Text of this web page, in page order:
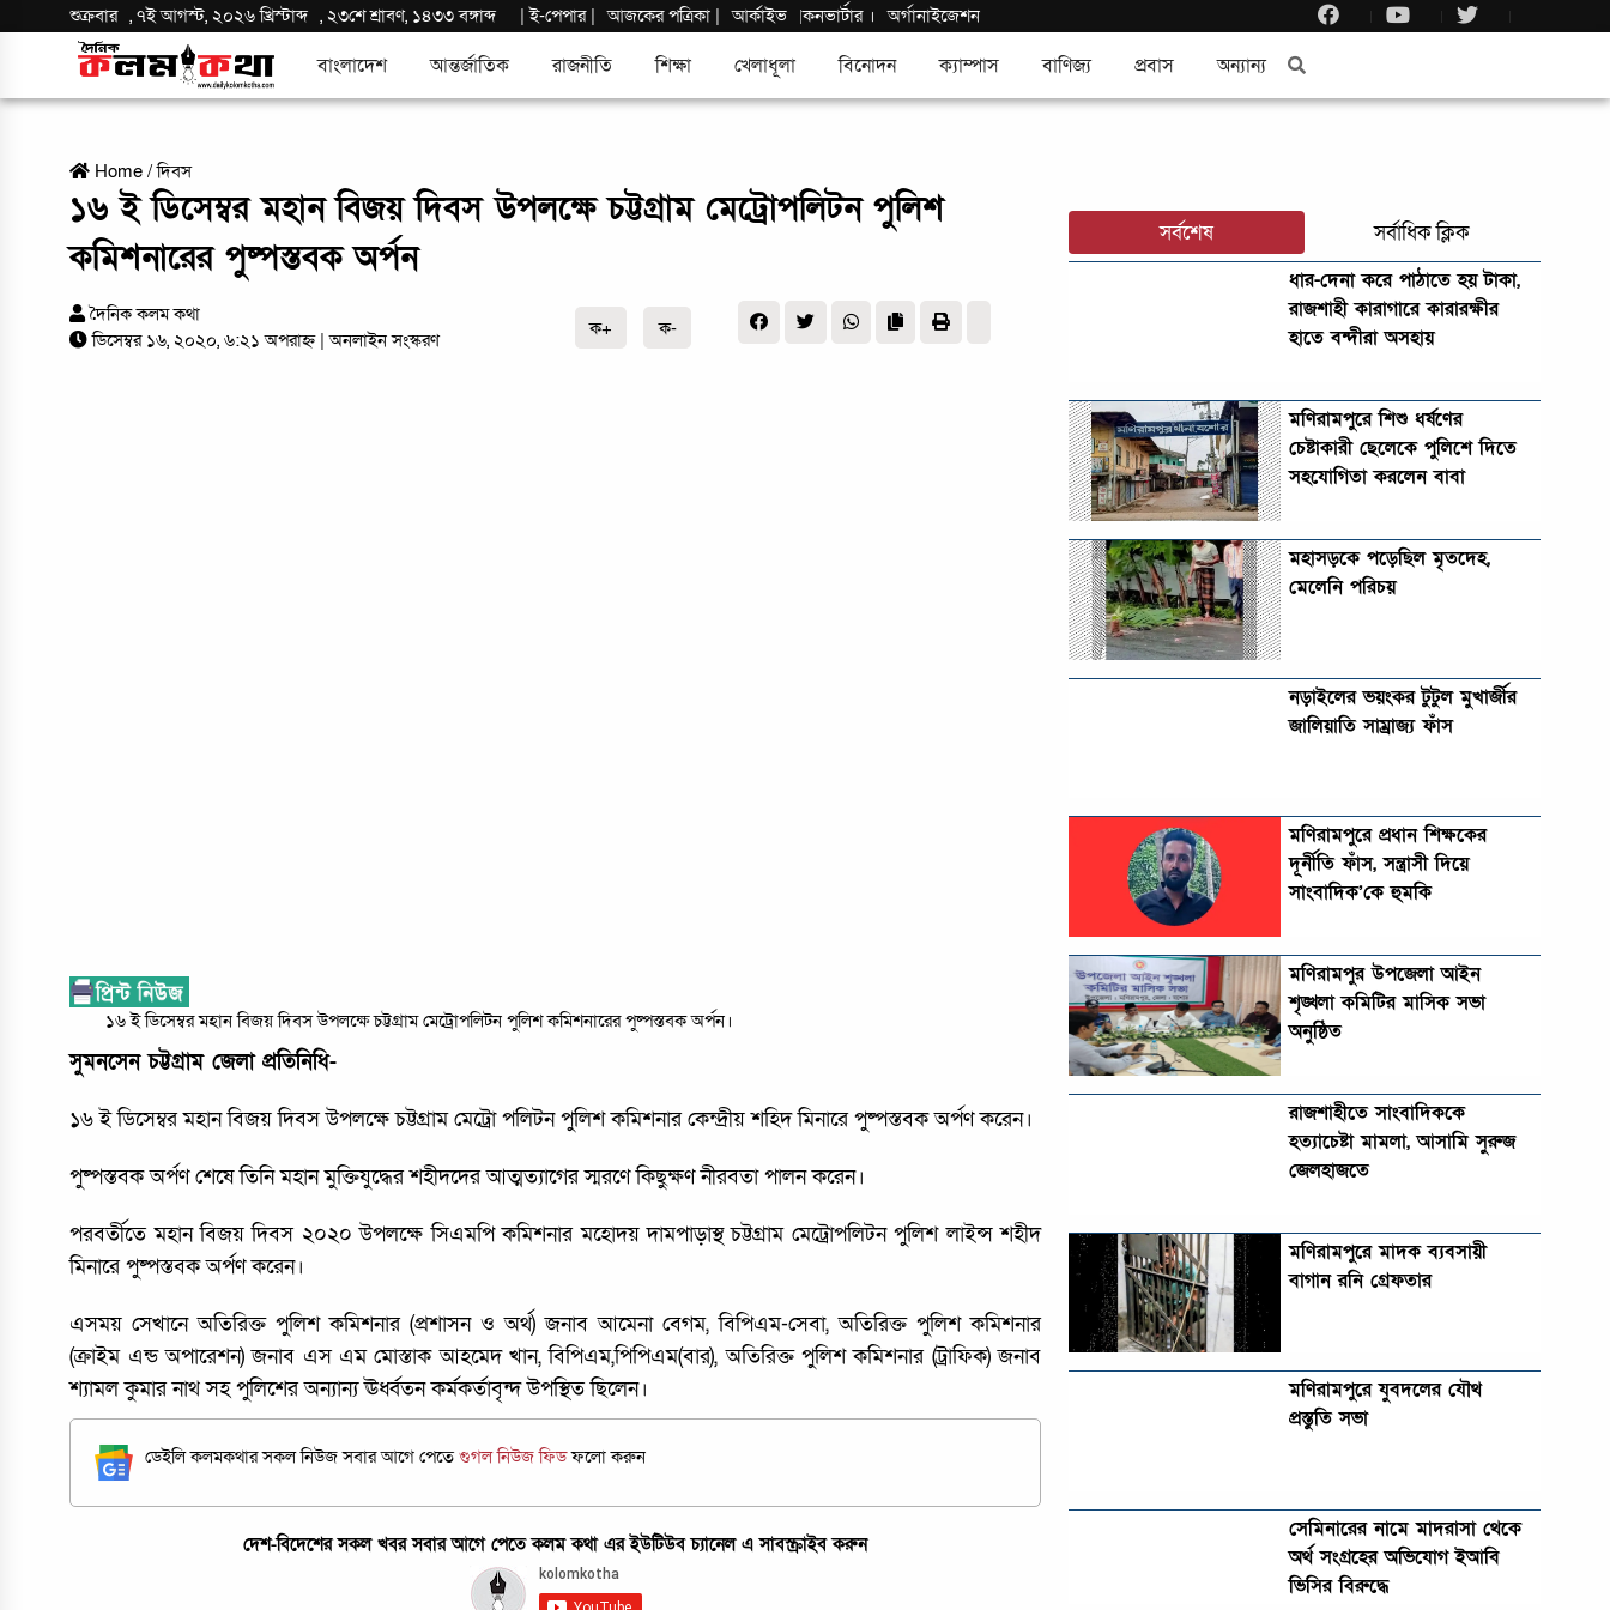
শুক্রবার ,৭ই আগস্ট, ২০২৬ খ্রিস্টাব্দ ,২৩শে শ্রাবণ, ১৪৩৩ বঙ্গাব্দ |ই-পেপার| আজকের পত্রিকা | আর্কাইভ |কনভার্টার । অর্গানাইজেশন
বাংলাদেশ আন্তর্জাতিক রাজনীতি শিক্ষা খেলাধূলা বিনোদন ক্যাম্পাস বাণিজ্য প্রবাস অন্যান্য
Home /দিবস
১৬ ই ডিসেম্বর মহান বিজয় দিবস উপলক্ষে চট্টগ্রাম মেট্রোপলিটন পুলিশ
কমিশনারের পুষ্পস্তবক অর্পন
দৈনিক কলম কথা
ডিসেম্বর ১৬, ২০২০, ৬:২১ অপরাহ্ন | অনলাইন সংস্করণ
ক+ ক-
১৬ ই ডিসেম্বর মহান বিজয় দিবস উপলক্ষে চট্টগ্রাম মেট্রোপলিটন পুলিশ কমিশনারের পুষ্পস্তবক অর্পন।
সুমনসেন চট্টগ্রাম জেলা প্রতিনিধি-
১৬ ই ডিসেম্বর মহান বিজয় দিবস উপলক্ষে চট্টগ্রাম মেট্রো পলিটন পুলিশ কমিশনার কেন্দ্রীয় শহিদ মিনারে পুষ্পস্তবক অর্পণ করেন।
পুষ্পস্তবক অর্পণ শেষে তিনি মহান মুক্তিযুদ্ধের শহীদদের আত্মত্যাগের স্মরণে কিছুক্ষণ নীরবতা পালন করেন।
পরবর্তীতে মহান বিজয় দিবস ২০২০ উপলক্ষে সিএমপি কমিশনার মহোদয় দামপাড়াস্থ চট্টগ্রাম মেট্রোপলিটন পুলিশ লাইন্স শহীদ
মিনারে পুষ্পস্তবক অর্পণ করেন।
এসময় সেখানে অতিরিক্ত পুলিশ কমিশনার (প্রশাসন ও অর্থ) জনাব আমেনা বেগম, বিপিএম-সেবা, অতিরিক্ত পুলিশ কমিশনার
(ক্রাইম এন্ড অপারেশন) জনাব এস এম মোস্তাক আহমেদ খান, বিপিএম,পিপিএম(বার), অতিরিক্ত পুলিশ কমিশনার (ট্রাফিক) জনাব
শ্যামল কুমার নাথ সহ পুলিশের অন্যান্য ঊর্ধ্বতন কর্মকর্তাবৃন্দ উপস্থিত ছিলেন।
ডেইলি কলমকথার সকল নিউজ সবার আগে পেতেগুগল নিউজ ফিডফলো করুন
দেশ-বিদেশের সকল খবর সবার আগে পেতে কলম কথা এর ইউটিউব চ্যানেল এ সাবস্ক্রাইব করুন
সর্বশেষ সর্বাধিক ক্লিক
ধার-দেনা করে পাঠাতে হয় টাকা,
রাজশাহী কারাগারে কারারক্ষীর
হাতে বন্দীরা অসহায়
মণিরামপুরে শিশু ধর্ষণের
চেষ্টাকারী ছেলেকে পুলিশে দিতে
সহযোগিতা করলেন বাবা
মহাসড়কে পড়েছিল মৃতদেহ,
মেলেনি পরিচয়
নড়াইলের ভয়ংকর টুটুল মুখার্জীর
জালিয়াতি সাম্রাজ্য ফাঁস
মণিরামপুরে প্রধান শিক্ষকের
দূর্নীতি ফাঁস, সন্ত্রাসী দিয়ে
সাংবাদিক’কে হুমকি
মণিরামপুর উপজেলা আইন
শৃঙ্খলা কমিটির মাসিক সভা
অনুষ্ঠিত‎‎
রাজশাহীতে সাংবাদিককে
হত্যাচেষ্টা মামলা, আসামি সুরুজ
জেলহাজতে
মণিরামপুরে মাদক ব্যবসায়ী
বাগান রনি গ্রেফতার
মণিরামপুরে যুবদলের যৌথ
প্রস্তুতি সভা
সেমিনারের নামে মাদরাসা থেকে
অর্থ সংগ্রহের অভিযোগ ইআবি
ভিসির বিরুদ্ধে